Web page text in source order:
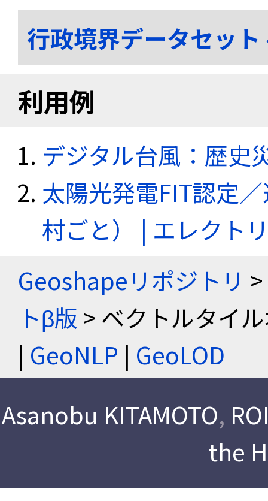
行政境界データセッ
利用例
デジタル台風：歴史
太陽光発電FIT認定
村ごと） | エレクト
Geoshapeリポジトリ >
トβ版 > ベクトルタイ
| GeoNLP | GeoLOD
Asanobu KITAMOTO,
the